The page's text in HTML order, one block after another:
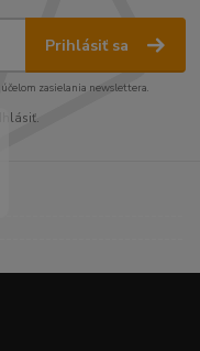
Prihlásiť sa
účelom zasielania newslettera.